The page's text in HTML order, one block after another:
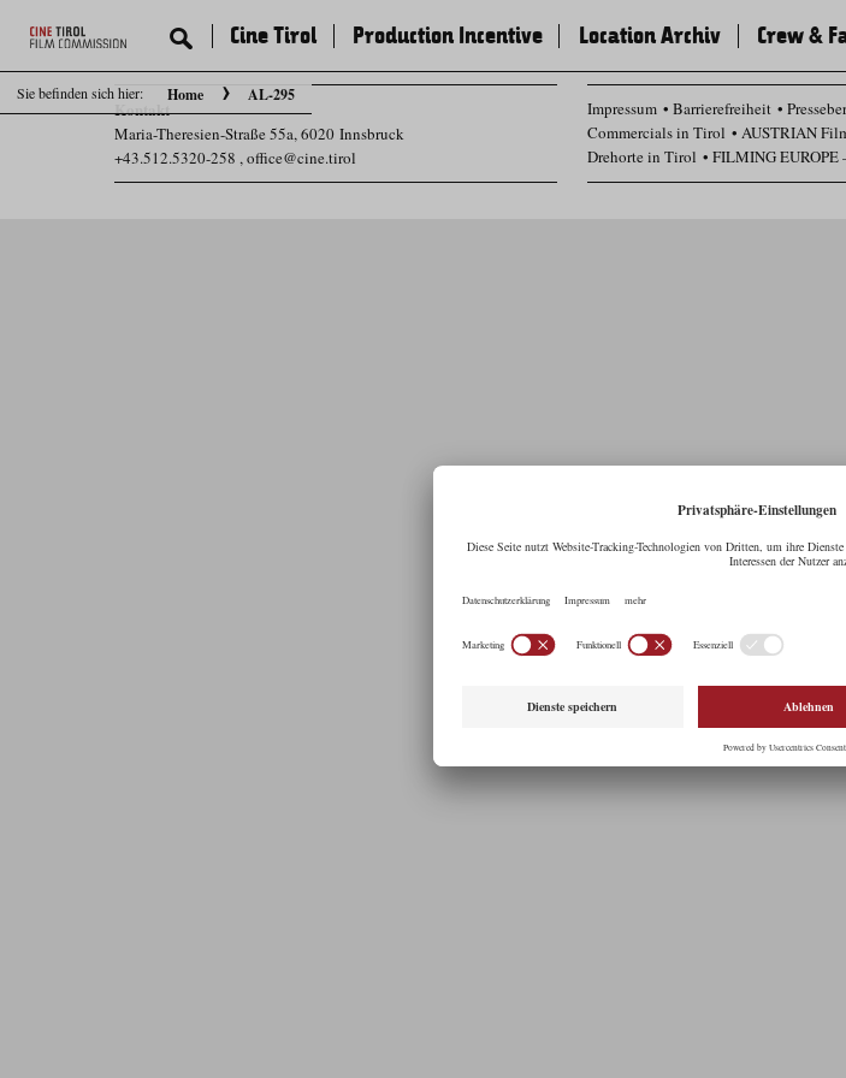
Sie befinden sich hier: Home AL-295
Cine Tirol Production Incentive Location Archiv Crew &
Kontakt
Maria-Theresien-Straße 55a, 6020 Innsbruck
+43.512.5320-258 ,office@cine.tirol
Impressum Barrierefreiheit
Commercials in Tirol
AUSTRIAN
Drehorte in Tirol
FILMING EUROPE
Datenschutz Einstellungen